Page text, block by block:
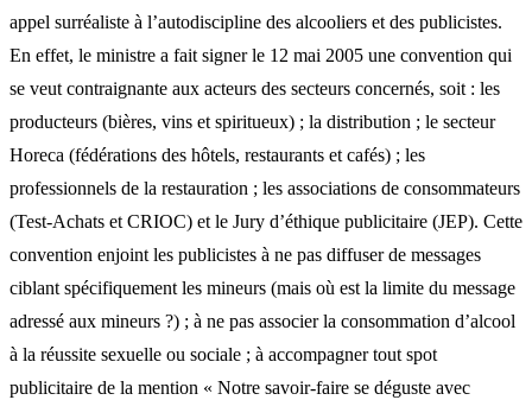
appel surréaliste à l’autodiscipline des alcooliers et des publicistes.
En effet, le ministre a fait signer le 12 mai 2005 une convention qui
se veut contraignante aux acteurs des secteurs concernés, soit : les
producteurs (bières, vins et spiritueux) ; la distribution ; le secteur
Horeca (fédérations des hôtels, restaurants et cafés) ; les
professionnels de la restauration ; les associations de consommateurs
(Test-Achats et CRIOC) et le Jury d’éthique publicitaire (JEP). Cette
convention enjoint les publicistes à ne pas diffuser de messages
ciblant spécifiquement les mineurs (mais où est la limite du message
adressé aux mineurs ?) ; à ne pas associer la consommation d’alcool
à la réussite sexuelle ou sociale ; à accompagner tout spot
publicitaire de la mention « Notre savoir-faire se déguste avec